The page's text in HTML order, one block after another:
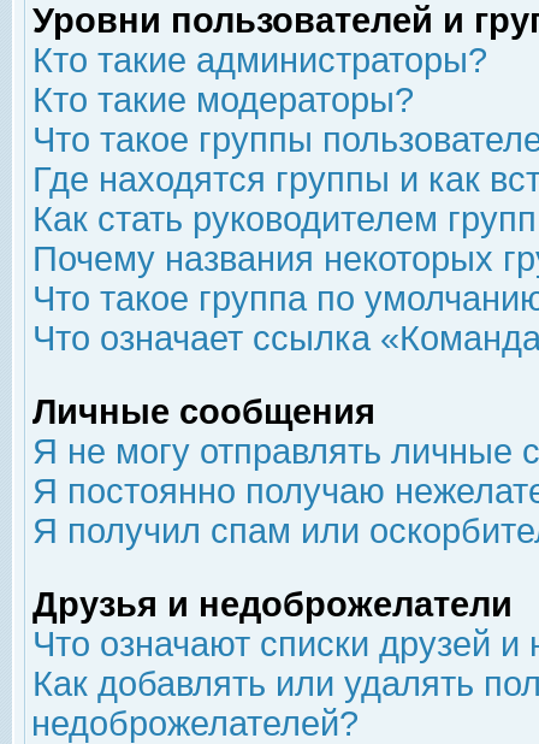
Уровни пользователей и
Кто такие администраторы?
Кто такие модераторы?
Что такое группы
Где находятся группы и как
Как стать руководителем
Почему названия некоторых
Что такое группа по
Что означает ссылка
Личные сообщения
Я не могу отправлять личные
Я постоянно получаю
Я получил спам или
Друзья и недоброжелатели
Что означают списки друзей
Как добавлять или удалять
недоброжелателей?